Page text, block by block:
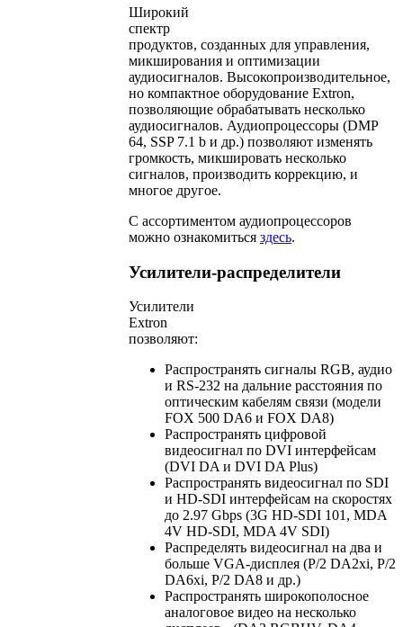
Широкий
спектр
продуктов, созданных для управления,
микширования и оптимизации
аудиосигналов. Высокопроизводительное,
но компактное оборудование Extron,
позволяющие обрабатывать несколько
аудиосигналов. Аудиопроцессоры (DMP
64, SSP 7.1 b и др.) позволяют изменять
громкость, микшировать несколько
сигналов, производить коррекцию, и
многое другое.
С ассортиментом аудиопроцессоров
можно ознакомиться здесь.
Усилители-распределители
Усилители
Extron
позволяют:
Распространять сигналы RGB, аудио
и RS-232 на дальние расстояния по
оптическим кабелям связи (модели
FOX 500 DA6 и FOX DA8)
Распространять цифровой
видеосигнал по DVI интерфейсам
(DVI DA и DVI DA Plus)
Распространять видеосигнал по SDI
и HD-SDI интерфейсам на скоростях
до 2.97 Gbps (3G HD-SDI 101, MDA
4V HD-SDI, MDA 4V SDI)
Распределять видеосигнал на два и
больше VGA-дисплея (P/2 DA2xi, P/2
DA6xi, P/2 DA8 и др.)
Распространять широкополосное
аналоговое видео на несколько